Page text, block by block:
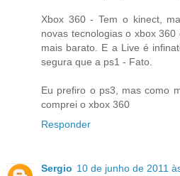
Xbox 360 - Tem o kinect,
novas tecnologias o xbox
mais barato. E a Live é
segura que a ps1 - Fato.
Eu prefiro o ps3, mas como
comprei o xbox 360
Responder
Sergio 10 de junho de 2011